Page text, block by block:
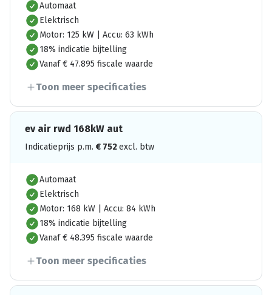
Automaat
Elektrisch
Motor: 125 kW | Accu: 63 kWh
18% indicatie bijtelling
Vanaf € 47.895 fiscale waarde
Toon meer specificaties
ev air rwd 168kW aut
Indicatieprijs p.m. € 752excl. btw
Automaat
Elektrisch
Motor: 168 kW | Accu: 84 kWh
18% indicatie bijtelling
Vanaf € 48.395 fiscale waarde
Toon meer specificaties